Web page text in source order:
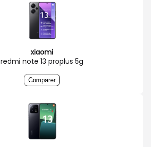
xiaomi
redmi note 13 proplus 5g
Comparer